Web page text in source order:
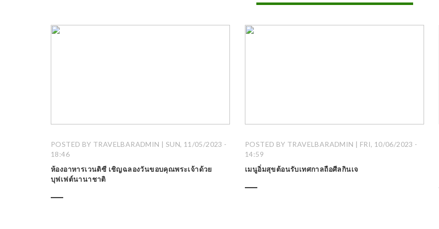
POSTED BY TRAVELBARADMIN | SUN, 11/05/2023 -
18:46
ห้องอาหารเวนติซี เชิญฉลองวันขอบคุณพระเจ้าด้วย
บุฟเฟต์นานาชาติ
POSTED BY TRAVELBARADMIN | FRI, 10/06/2023 -
14:59
เมนูอิ่มสุขต้อนรับเทศกาลถือศีลกินเจ